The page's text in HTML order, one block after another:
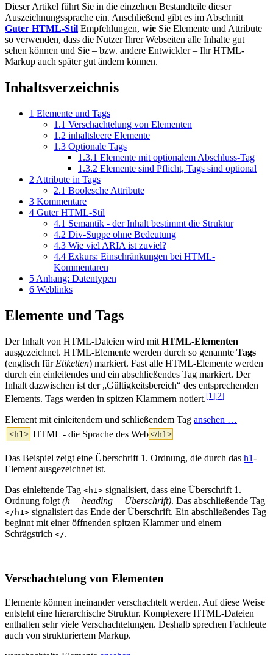
Dieser Artikel führt Sie in die einzelnen Bestandteile dieser
Auszeichnungssprache ein. Anschließend gibt es im Abschnitt
Guter HTML-Stil Empfehlungen, wie Sie Elemente und Attribute
so verwenden, dass die Nutzer Ihrer Webseiten alle Inhalte gut
sehen können und Sie – bzw. andere Entwickler – Ihr HTML-
Markup auch später gut ändern können.
Inhaltsverzeichnis
1 Elemente und Tags
1.1 Verschachtelung von Elementen
1.2 inhaltsleere Elemente
1.3 Optionale Tags
1.3.1 Elemente mit optionalem Abschluss-Tag
1.3.2 Elemente sind Pflicht, Tags sind optional
2 Attribute in Tags
2.1 Boolesche Attribute
3 Kommentare
4 Guter HTML-Stil
4.1 Semantik - der Inhalt bestimmt die Struktur
4.2 Div-Suppe ohne Bedeutung
4.3 Wie viel ARIA ist zuviel?
4.4 Exkurs: Einschränkungen bei HTML-
Kommentaren
5 Anhang: Datentypen
6 Weblinks
Elemente und Tags
Der Inhalt von HTML-Dateien wird mit HTML-Elementen
ausgezeichnet. HTML-Elemente werden durch so genannte Tags
(englisch für Etiketten) markiert. Fast alle HTML-Elemente werden
durch ein einleitendes und ein abschließendes Tag markiert. Der
Inhalt dazwischen ist der „Gültigkeitsbereich“ des entsprechenden
Elements. Tags werden in spitzen Klammern notiert.[1 ][2]
Element mit einleitendem und schließendem Tag ansehen …
<h1> HTML - die Sprache des Web</h1>
Das Beispiel zeigt eine Überschrift 1. Ordnung, die durch das h1-
Element ausgezeichnet ist.
Das einleitende Tag <h1> signalisiert, dass eine Überschrift 1.
Ordnung folgt (h = heading = Überschrift). Das abschließende Tag
</h1> signalisiert das Ende der Überschrift. Ein abschließendes Tag
beginnt mit einer öffnenden spitzen Klammer und einem
Schrägstrich </.
Verschachtelung von Elementen
Elemente können ineinander verschachtelt werden. Auf diese Weise
entsteht eine hierarchische Struktur. Komplexere HTML-Dateien
enthalten sehr viele Verschachtelungen. Deshalb sprechen Fachleute
auch von strukturiertem Markup.